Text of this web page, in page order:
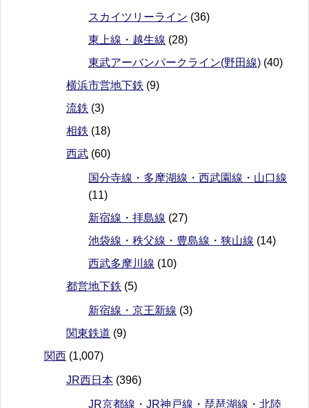
スカイツリーライン (36)
東上線・越生線 (28)
東武アーバンパークライン(野田線) (40)
横浜市営地下鉄 (9)
流鉄 (3)
相鉄 (18)
西武 (60)
国分寺線・多摩湖線・西武園線・山口線
(11)
新宿線・拝島線 (27)
池袋線・秩父線・豊島線・狭山線 (14)
西武多摩川線 (10)
都営地下鉄 (5)
新宿線・京王新線 (3)
関東鉄道 (9)
関西 (1,007)
JR西日本 (396)
JR京都線・JR神戸線・琵琶湖線・北陸